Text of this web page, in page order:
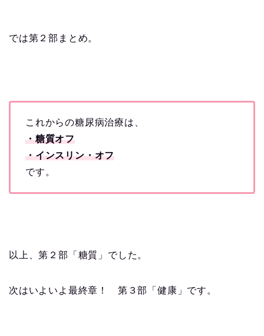
では第２部まとめ。
これからの糖尿病治療は、
・糖質オフ
・インスリン・オフ
です。
以上、第２部「糖質」でした。
次はいよいよ最終章！ 第３部「健康」です。